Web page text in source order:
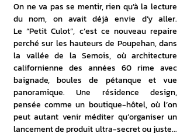
On ne va pas se mentir, rien qu’à la lecture
du nom, on avait déjà envie d’y aller.
Le “Petit Culot”, c’est ce nouveau repaire
perché sur les hauteurs de Poupehan, dans
la vallée de la Semois, où architecture
californienne des années 60 rime avec
baignade, boules de pétanque et vue
panoramique. Une résidence design,
pensée comme un boutique-hôtel, où l’on
peut autant venir méditer qu’organiser un
lancement de produit ultra-secret ou juste...